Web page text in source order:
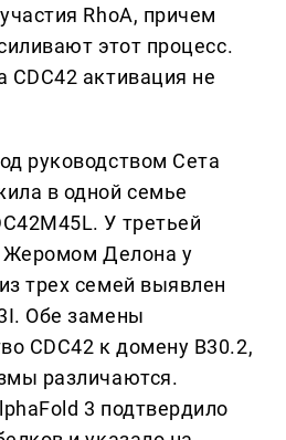
RhoA, причем
этот процесс.
CDC42 активация не
руководством Сета
в одной семье
У третьей
Жеромом Делона у
трех семей выявлен
Обе замены
CDC42 к домену B30.2,
различаются.
3 подтвердило